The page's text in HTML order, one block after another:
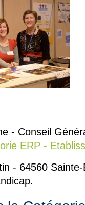
- Conseil
ERP -
- 64560